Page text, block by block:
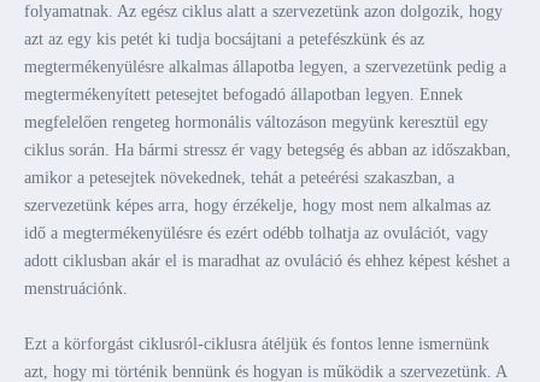
folyamatnak. Az egész ciklus alatt a szervezetünk azon dolgozik, hogy
azt az egy kis petét ki tudja bocsájtani a petefészkünk és az
megtermékenyülésre alkalmas állapotba legyen, a szervezetünk pedig a
megtermékenyített petesejtet befogadó állapotban legyen. Ennek
megfelelően rengeteg hormonális változáson megyünk keresztül egy
ciklus során. Ha bármi stressz ér vagy betegség és abban az időszakban,
amikor a petesejtek növekednek, tehát a peteérési szakaszban, a
szervezetünk képes arra, hogy érzékelje, hogy most nem alkalmas az
idő a megtermékenyülésre és ezért odébb tolhatja az ovulációt, vagy
adott ciklusban akár el is maradhat az ovuláció és ehhez képest késhet a
menstruációnk.
Ezt a körforgást ciklusról-ciklusra átéljük és fontos lenne ismernünk
azt, hogy mi történik bennünk és hogyan is működik a szervezetünk. A